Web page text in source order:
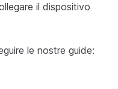
il dispositivo
le nostre guide: